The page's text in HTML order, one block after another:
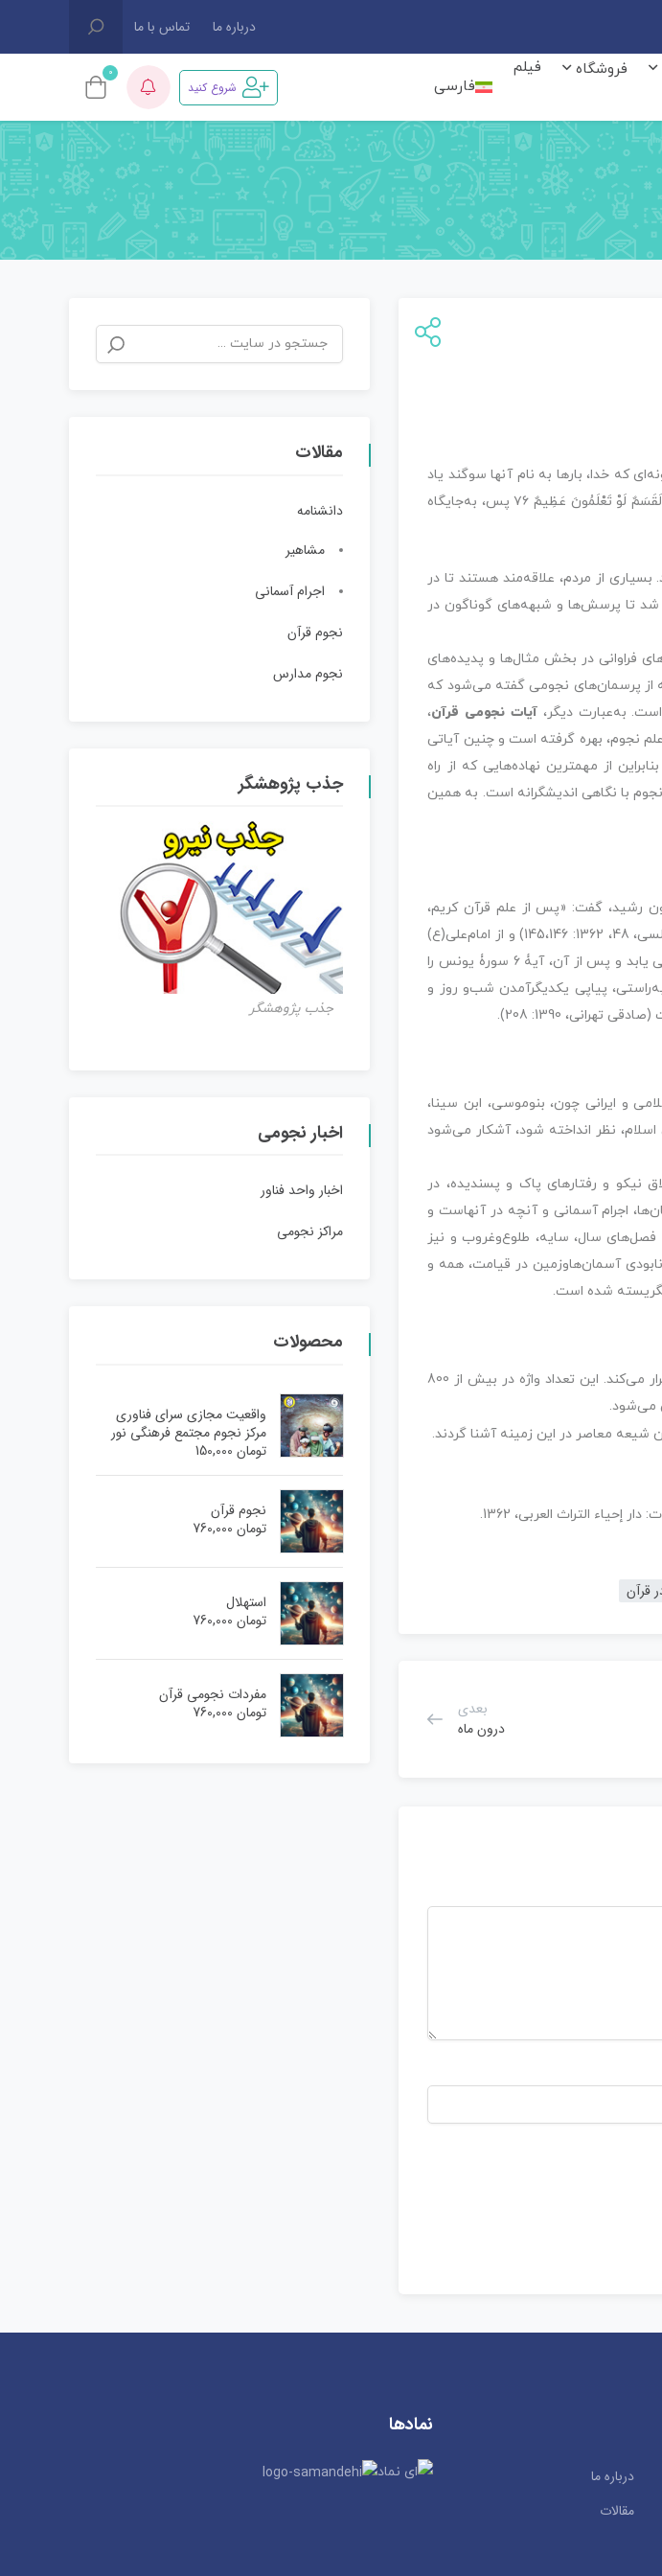
درباره ما تماس با ما
فروشگاه
فیلم
فارسی
شروع کنید
0
که خدا، بارها به نام آنها سوگند یاد
می‌کند؛ چنانچه در آیات 75 و 76 از سورۀ واقعه آمده است: فَلَا أُقْسِمُ بِمَوَاقِعِ النُّجُومِ ٧٥ وَإِنَّهُ لَقَسَمٌ لَوْ تَعْلَمُونَ عَظِيمٌ ٧٦ پس، به‌جایگاه
از مردم، علاقه‌مند هستند تا در
شد تا پرسش‌ها و شبهه‌های گوناگون در
فراوانی در بخش مثال‌ها و پدیده‌‌های
از پرسمان‌های نجومی گفته می‌شود که
به‌عبارت دیگر، آیات نجومی قرآن،
نجوم، بهره گرفته است و چنین آیاتی
از مهمترین نهاده‌هایی که از راه
با نگاهی اندیشگرانه است. به همین
رشید، گفت: «پس از علم قرآن کریم،
شریف‏تر از علم ستاره‌‏شناسی وجود ندارد و آن علم پیامبران و اوصیا و وارثان آنان است» (مجلسی، 48، 1362: 145،146) و از امام‌علی(ع)
نیز نقل شد که «اگر شخصی، بخشی از نجوم را از حاملان قرآن فرا گیرد، ایمان و یقینش فزونی یابد و پس از آن، آیۀ 6 سورۀ یونس را
چنین است: به‌راستی، پیاپی یکدیگرآمدن شب‌و‌ روز و
1390: 208).
و ایرانی چون، بنوموسی، ابن سینا،
نظر انداخته شود، آشکار می‌شود
نیکو و رفتارهای پاک و پسندیده، در
اجرام آسمانی و آنچه در آنهاست و
فصل‌های سال، سایه، طلوع‌وغروب و نیز
آسمان‌ها‌وزمین در قیامت، همه و
نگریسته شده است.
مطالعۀ قرآن نشان می‌دهد 38 ریشۀ واژگان قرآن، کلماتی را می‌سازند که با نجوم ارتباط برقرار می‌کند. این تعداد واژه در بیش از 800
شیعه معاصر در این زمینه آشنا گردند.
قرآن
بعدی
درون ماه
مقالات
دانشنامه
مشاهیر
اجرام آسمانی
نجوم قرآن
نجوم مدارس
جذب پژوهشگر
جذب پژوهشگر
اخبار نجومی
اخبار واحد فناور
مراکز نجومی
محصولات
واقعیت مجازی سرای فناوری
مرکز نجوم مجتمع فرهنگی نور
تومان
نجوم قرآن
تومان
استهلال
تومان
مفردات نجومی قرآن
تومان
درباره ما
مقالات
نمادها